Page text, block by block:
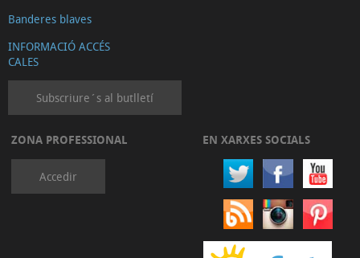
Banderes blaves
INFORMACIÓ ACCÉS
CALES
Subscriure´s al butlletí
ZONA PROFESSIONAL
Accedir
EN XARXES SOCIALS